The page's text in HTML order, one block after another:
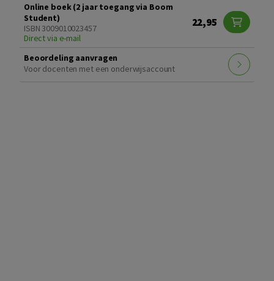
Online boek (2 jaar toegang via Boom
Student)
ISBN 3009010023457
Direct via e-mail
22,95
Beoordeling aanvragen
Voor docenten met een onderwijsaccount